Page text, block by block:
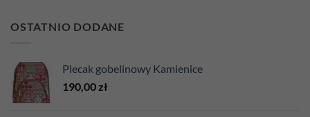
OSTATNIO DODANE
Plecak gobelinowy Kamienice
190,00 zł